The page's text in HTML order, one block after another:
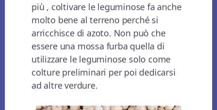
più , coltivare le leguminose fa anche
molto bene al terreno perché si
arricchisce di azoto. Non può che
essere una mossa furba quella di
utilizzare le leguminose solo come
colture preliminari per poi dedicarsi
ad altre verdure.